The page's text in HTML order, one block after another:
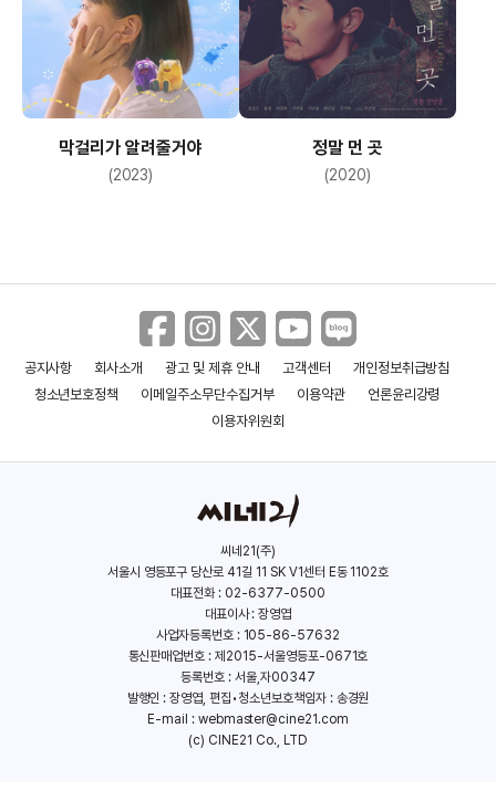
막걸리가 알려줄거야
(2023)
정말 먼 곳
(2020)
공지사항 회사소개 광고 및 제휴 안내 고객센터
개인정보취급방침
청소년보호정책
이메일주소무단수집거부 이용약관
언론윤리강령
이용자위원회
씨네21(주)
서울시 영등포구 당산로 41길 11 SK V1센터 E동 1102호
대표전화 : 02-6377-0500
대표이사 : 장영엽
사업자등록번호 : 105-86-57632
통신판매업번호 : 제2015-서울영등포-0671호
등록번호 : 서울,자00347
발행인 : 장영엽, 편집•청소년보호책임자 : 송경원
E-mail : webmaster@cine21.com
(c) CINE21 Co., LTD